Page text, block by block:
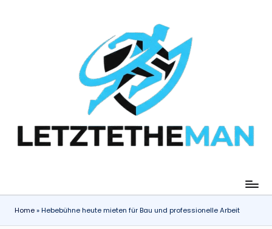
Home»Hebebühne heute mieten für Bau und professionelle Arbeit